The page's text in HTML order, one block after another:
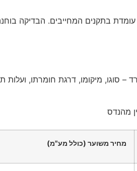
בתקנים המחייבים. הבדיקה
מיקומו, דרגת חומרתו, ועלות
מחיר משוער (כולל מע"מ)